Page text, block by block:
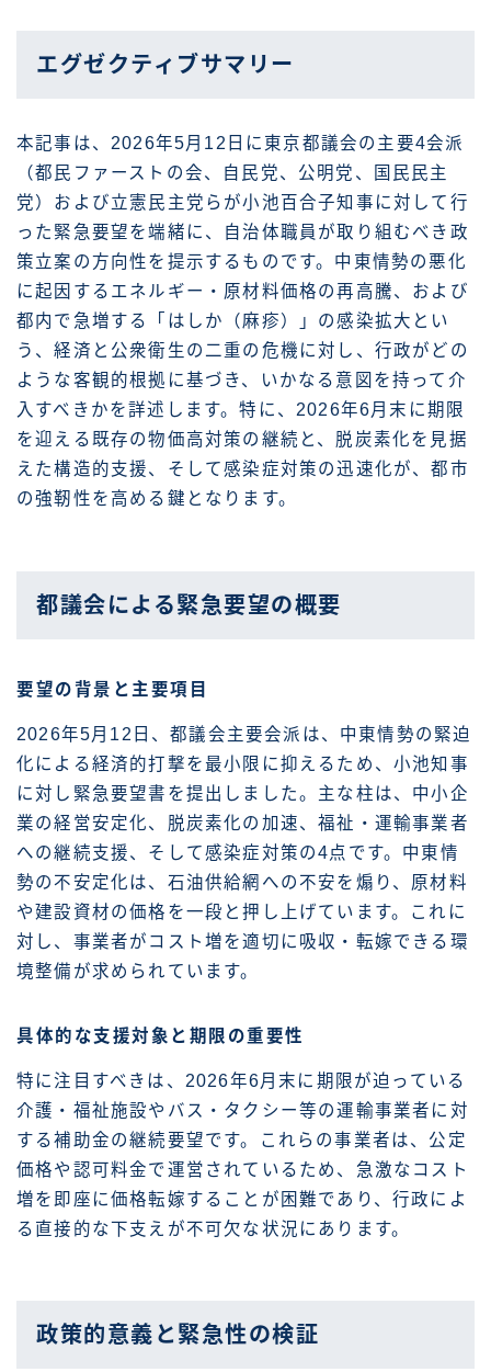
エグゼクティブサマリー
本記事は、2026年5月12日に東京都議会の主要4会派
（都民ファーストの会、自民党、公明党、国民民主
党）および立憲民主党らが小池百合子知事に対して行
った緊急要望を端緒に、自治体職員が取り組むべき政
策立案の方向性を提示するものです。中東情勢の悪化
に起因するエネルギー・原材料価格の再高騰、および
都内で急増する「はしか（麻疹）」の感染拡大とい
う、経済と公衆衛生の二重の危機に対し、行政がどの
ような客観的根拠に基づき、いかなる意図を持って介
入すべきかを詳述します。特に、2026年6月末に期限
を迎える既存の物価高対策の継続と、脱炭素化を見据
えた構造的支援、そして感染症対策の迅速化が、都市
の強靭性を高める鍵となります。
都議会による緊急要望の概要
要望の背景と主要項目
2026年5月12日、都議会主要会派は、中東情勢の緊迫
化による経済的打撃を最小限に抑えるため、小池知事
に対し緊急要望書を提出しました。主な柱は、中小企
業の経営安定化、脱炭素化の加速、福祉・運輸事業者
への継続支援、そして感染症対策の4点です。中東情
勢の不安定化は、石油供給網への不安を煽り、原材料
や建設資材の価格を一段と押し上げています。これに
対し、事業者がコスト増を適切に吸収・転嫁できる環
境整備が求められています。
具体的な支援対象と期限の重要性
特に注目すべきは、2026年6月末に期限が迫っている
介護・福祉施設やバス・タクシー等の運輸事業者に対
する補助金の継続要望です。これらの事業者は、公定
価格や認可料金で運営されているため、急激なコスト
増を即座に価格転嫁することが困難であり、行政によ
る直接的な下支えが不可欠な状況にあります。
政策的意義と緊急性の検証